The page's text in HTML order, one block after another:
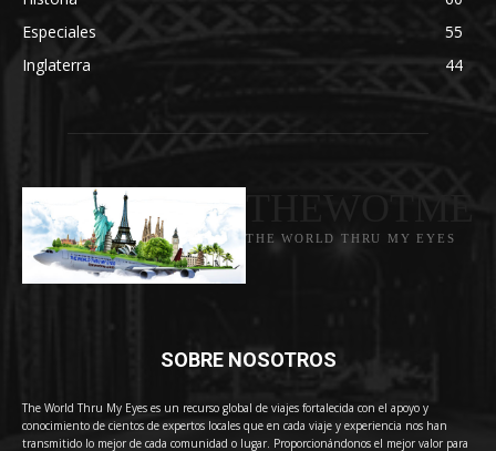
Especiales
55
Inglaterra
44
THE WORLD THRU MY EYES
SOBRE NOSOTROS
The World Thru My Eyes es un recurso global de viajes fortalecida con el apoyo y
conocimiento de cientos de expertos locales que en cada viaje y experiencia nos han
transmitido lo mejor de cada comunidad o lugar. Proporcionándonos el mejor valor para